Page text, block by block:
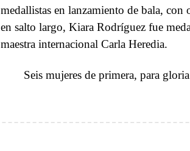
medallistas en lanzamiento de bala,
en salto largo, Kiara Rodríguez fue
maestra internacional Carla Heredia.
Seis mujeres de primera, para